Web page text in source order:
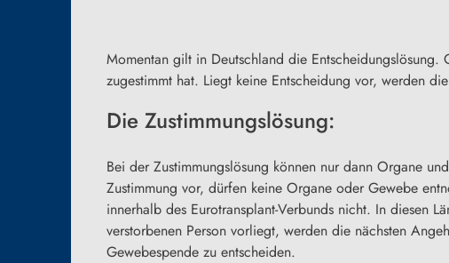
Momentan gilt in Deutschland die
zugestimmt hat. Liegt keine Entscheidung vor, werden
Die Zustimmungslösung:
Bei der Zustimmungslösung können nur dann Organe
Zustimmung vor, dürfen keine Organe oder Gewebe
innerhalb des Eurotransplant-Verbunds nicht. In diesen
verstorbenen Person vorliegt, werden die nächsten
Gewebespende zu entscheiden.